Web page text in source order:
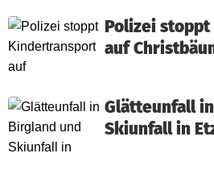
Polizei
auf
Glätteunfall
Skiunfall in